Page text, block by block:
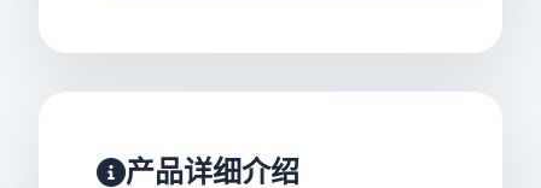
产品详细介绍